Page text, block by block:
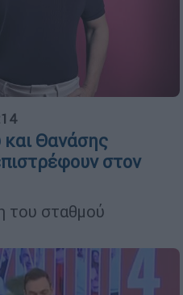
Θανάσης
στον
του σταθμού